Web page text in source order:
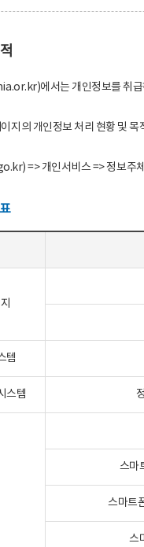
에서는 개인정보를 취급
지의 개인정보 처리 현황 및
=> 개인서비스 => 정보주
템
스템
스마
스마트
스